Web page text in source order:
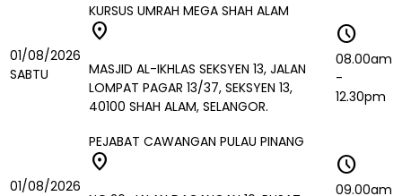
01/08/2026
SABTU
KURSUS UMRAH MEGA SHAH ALAM
location_on
MASJID AL-IKHLAS SEKSYEN 13, JALAN
LOMPAT PAGAR 13/37, SEKSYEN 13,
40100 SHAH ALAM, SELANGOR.
schedule
08.00am
-
12.30pm
01/08/2026
PEJABAT CAWANGAN PULAU PINANG
location_on schedule
09.00am